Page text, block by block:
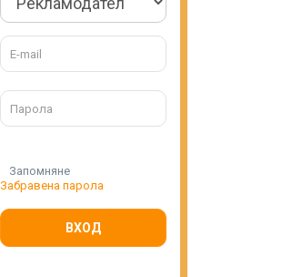
Запомняне
Забравена парола
ВХОД